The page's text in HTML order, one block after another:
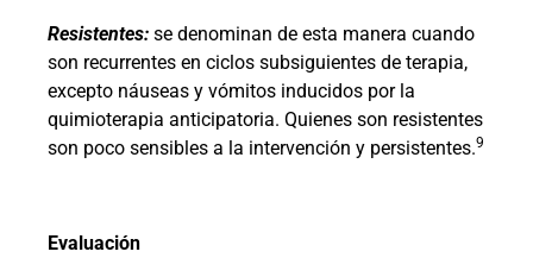
Resistentes: se denominan de esta manera cuando
son recurrentes en ciclos subsiguientes de terapia,
excepto náuseas y vómitos inducidos por la
quimioterapia anticipatoria. Quienes son resistentes
son poco sensibles a la intervención y persistentes.9
Evaluación